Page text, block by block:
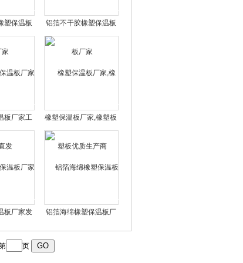
塑保温板
铝箔不干胶橡塑保温板
厂家
板厂家工
橡塑保温板厂家,橡塑板
优质生产商
板厂家发
铝箔海绵橡塑保温板厂
页